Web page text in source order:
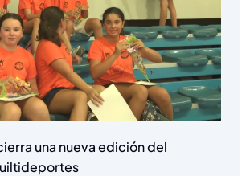
una nueva edición del